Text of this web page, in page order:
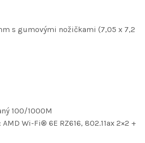
s gumovými nožičkami (7,05 x 7,2
100/1000M
Wi-Fi® 6E RZ616, 802.11ax 2×2 +